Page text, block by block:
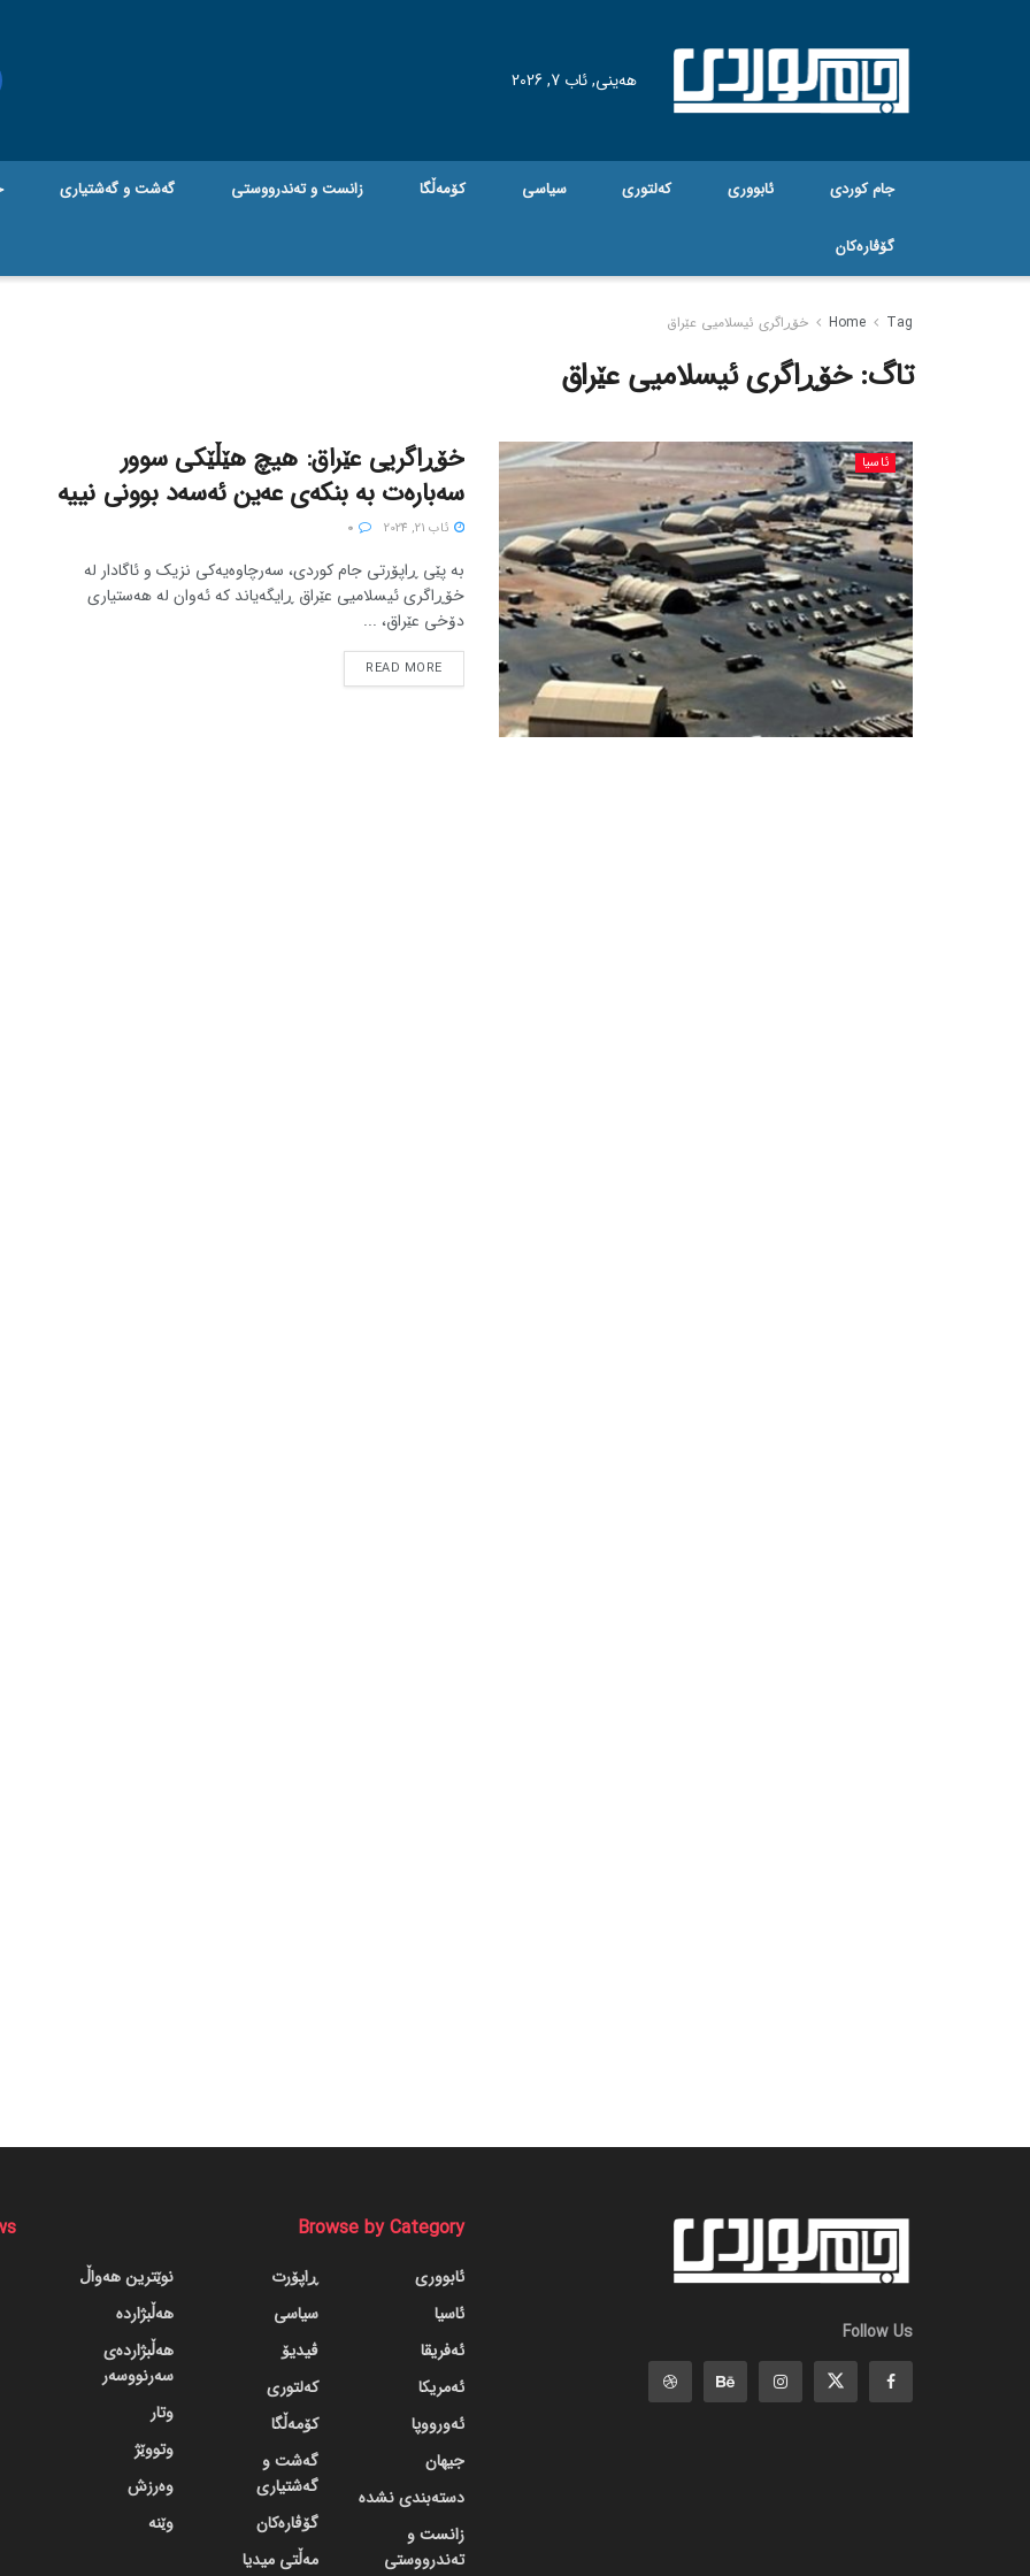
هه‌ینی, ئاب 7, 2026
جام کوردی ئابووری کەلتوری سیاسی کۆمەڵگا زانست و تەندرووستی گه‌شت و گه‌شتیاری
گۆڤاره‌کان
Home Tag خۆڕاگری ئیسلامیی عێراق
تاگ:خۆڕاگری ئیسلامیی عێراق
ئاسیا
خۆڕاگریی عێراق: هیچ هێڵێکی سوور
سەبارەت بە بنکەی عەین ئەسەد بوونی نییە
ئاب 21, 2024
بە پێی ڕاپۆرتی جام کوردی، سەرچاوەیەکی نزیک و ئاگادار لە
خۆڕاگری ئیسلامیی عێراق ڕایگەیاند کە ئەوان لە هەستیاری
دۆخی عێراق، ...
READ MORE
Follow Us
Browse by Category
ئابووری
ئاسیا
ئەفریقا
ئەمریکا
ئەورووپا
جیهان
دسته‌بندی نشده
زانست و
تەندرووستی
ڕاپۆرت
سیاسی
ڤیدیۆ
کەلتوری
کۆمەڵگا
گه‌شت و
گه‌شتیاری
گۆڤاره‌کان
مەڵتی میدیا
نوێترین هەواڵ
هەڵبژاردە
هەڵبژاردەی
سەرنووسەر
وتار
وتووێژ
وەرزش
وێنە